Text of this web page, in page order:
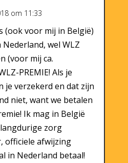
om 11:33
(ook voor mij in België)
wel WLZ
(voor mij ca.
PREMIE! Als je
je verzekerd en dat zijn
niet, want we betalen
Ik mag in België
zorg
officiele afwijzing
in Nederland betaal!